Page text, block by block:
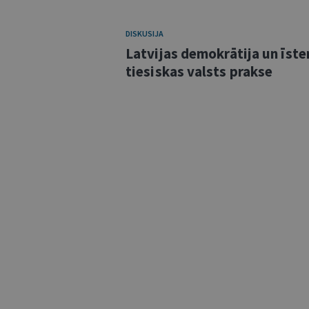
DISKUSIJA
Latvijas demokrātija un
tiesiskas valsts prakse